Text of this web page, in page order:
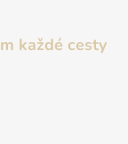
každé cesty